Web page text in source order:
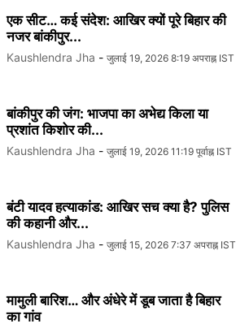
एक सीट… कई संदेश: आखिर क्यों पूरे बिहार की
नजर बांकीपुर...
Kaushlendra Jha - जुलाई 19, 2026 8:19 अपराह्न IST
बांकीपुर की जंग: भाजपा का अभेद्य किला या
प्रशांत किशोर की...
Kaushlendra Jha - जुलाई 19, 2026 11:19 पूर्वाह्न IST
बंटी यादव हत्याकांड: आखिर सच क्या है? पुलिस
की कहानी और...
Kaushlendra Jha - जुलाई 15, 2026 7:37 अपराह्न IST
मामुली बारिश… और अंधेरे में डूब जाता है बिहार
का गांव